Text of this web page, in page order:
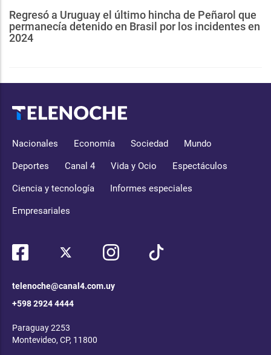
Regresó a Uruguay el último hincha de Peñarol que
permanecía detenido en Brasil por los incidentes en
2024
Nacionales Economía Sociedad Mundo
Deportes Canal 4 Vida y Ocio Espectáculos
Ciencia y tecnología Informes especiales
Empresariales
telenoche@canal4.com.uy
+598 2924 4444
Paraguay 2253
Montevideo, CP, 11800